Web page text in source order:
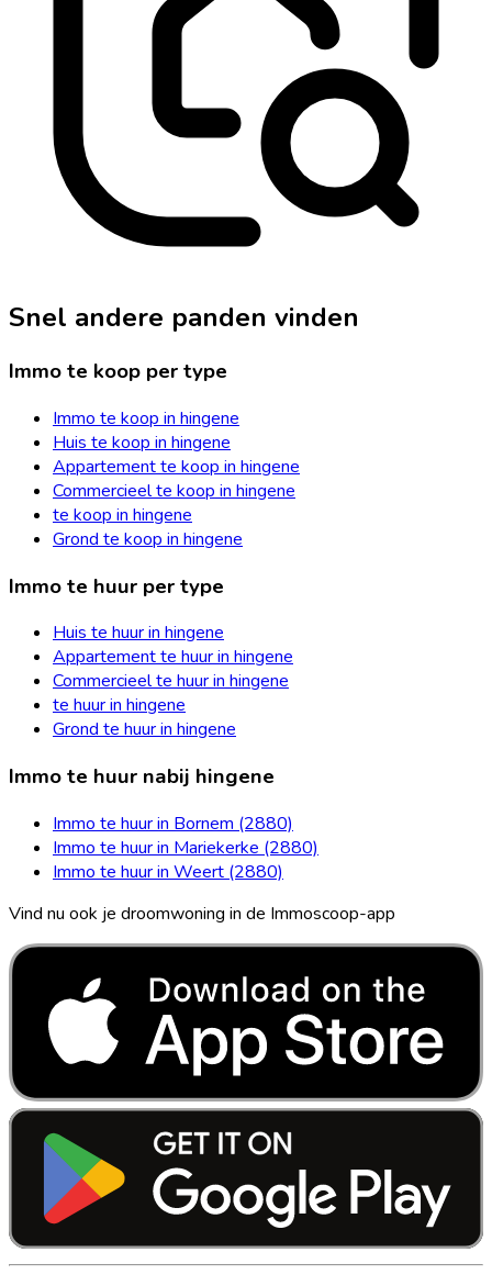
Snel andere panden vinden
Immo te koop per type
Immo te koop in hingene
Huis te koop in hingene
Appartement te koop in hingene
Commercieel te koop in hingene
te koop in hingene
Grond te koop in hingene
Immo te huur per type
Huis te huur in hingene
Appartement te huur in hingene
Commercieel te huur in hingene
te huur in hingene
Grond te huur in hingene
Immo te huur nabij hingene
Immo te huur in Bornem (2880)
Immo te huur in Mariekerke (2880)
Immo te huur in Weert (2880)
Vind nu ook je droomwoning in de Immoscoop-app